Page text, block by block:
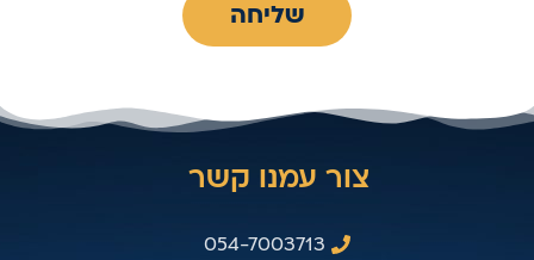
שליחה
צור עמנו קשר
054-7003713